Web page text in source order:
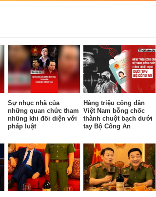
Sự nhục nhã của
những quan chức tham
nhũng khi đối diện với
pháp luật
Hàng triệu công dân
Việt Nam bỗng chốc
thành chuột bạch dưới
tay Bộ Công An